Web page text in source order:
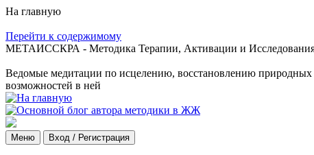
На главную
Перейти к содержимому
МЕТАИССКРА - Методика Терапии, Активации и Исследования
Ведомые медитации по исцелению, восстановлению природных
возможностей в ней
Меню Вход / Регистрация